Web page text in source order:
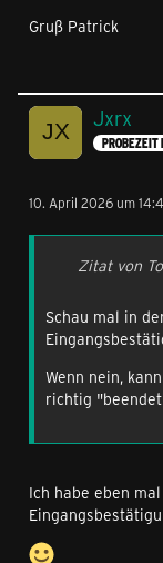
Gruß Patrick
Jxrx
PROBEZEIT
10. April 2026 um
Zitat von
Schau mal in
Wenn nein,
richtig
Ich habe eben